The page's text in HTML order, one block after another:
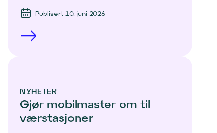
Publisert 10. juni 2026
NYHETER
Gjør mobilmaster om til
værstasjoner